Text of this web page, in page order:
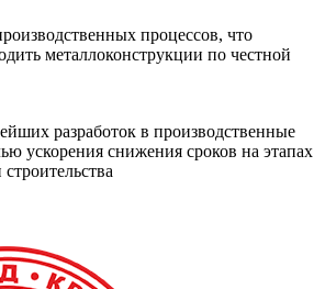
процессов, что
металлоконструкции по честной
разработок в производственные
ускорения снижения сроков на этапах